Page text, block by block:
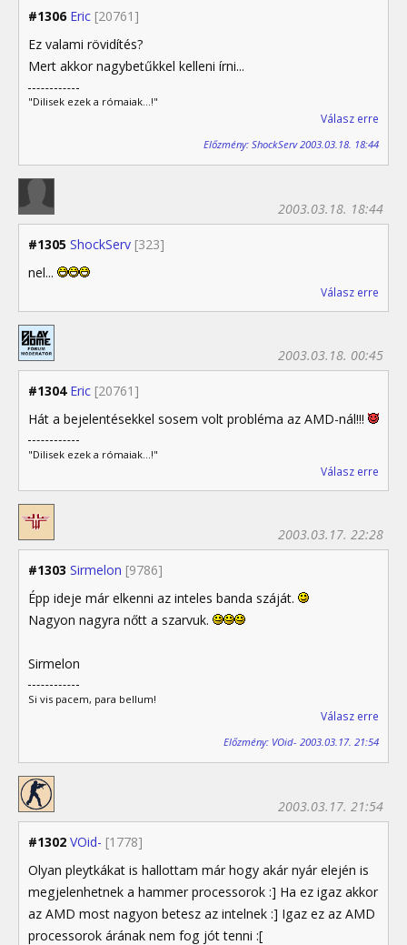
#1306 Eric [20761]
Ez valami rövidítés?
Mert akkor nagybetűkkel kelleni írni...
"Dilisek ezek a rómaiak...!"
Válasz erre
Előzmény: ShockServ 2003.03.18. 18:44
#1305 ShockServ [323]
2003.03.18. 18:44
nel...
Válasz erre
#1304 Eric [20761]
2003.03.18. 00:45
Hát a bejelentésekkel sosem volt probléma az AMD-nál!!!
"Dilisek ezek a rómaiak...!"
Válasz erre
#1303 Sirmelon [9786]
2003.03.17. 22:28
Épp ideje már elkenni az inteles banda száját.
Nagyon nagyra nőtt a szarvuk.
Sirmelon
Si vis pacem, para bellum!
Válasz erre
Előzmény: VOid- 2003.03.17. 21:54
#1302 VOid- [1778]
2003.03.17. 21:54
Olyan pleytkákat is hallottam már hogy akár nyár elején is
megjelenhetnek a hammer processorok :] Ha ez igaz akkor
az AMD most nagyon betesz az intelnek :] Igaz ez az AMD
processorok árának nem fog jót tenni :[